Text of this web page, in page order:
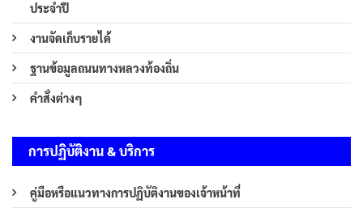
ประจำปี
งานจัดเก็บรายได้
ฐานข้อมูลถนนทางหลวงท้องถิ่น
คำสั่งต่างๆ
การปฏิบัติงาน & บริการ
คู่มือหรือแนวทางการปฏิบัติงานของเจ้าหน้าที่